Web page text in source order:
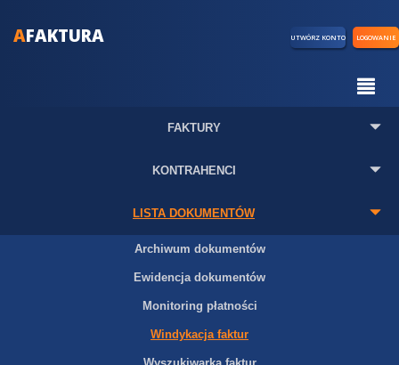
AFAKTURA UTWÓRZ KONTO LOGOWANIE
FAKTURY
KONTRAHENCI
LISTA DOKUMENTÓW
Archiwum dokumentów
Ewidencja dokumentów
Monitoring płatności
Windykacja faktur